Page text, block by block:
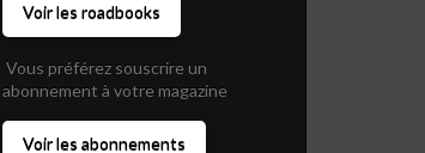
Voir les roadbooks
Vous préférez souscrire un
abonnement à votre magazine
Voir les abonnements